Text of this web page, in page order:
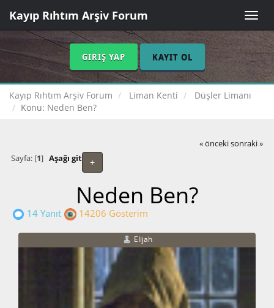
Toggle
Kayıp Rıhtım Arşiv Forum
GIRIŞ YAP KAYIT OL
Kayıp Rıhtım Arşiv Forum Liman Kenti
Düşler Limanı
Konu: Neden Ben?
« önceki sonraki »
+
Sayfa: [1] Aşağı git
Neden Ben?
14 Yanıt 14206 Gösterim
Elijah